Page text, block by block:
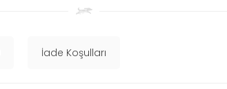
İade Koşulları